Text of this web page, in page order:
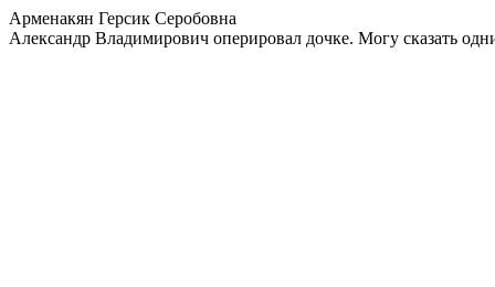
Арменакян Герсик Серобовна
Александр Владимирович оперировал дочке. Могу сказать